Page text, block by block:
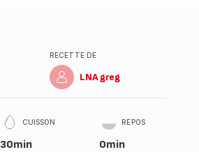
RECETTE DE
LNA greg
CUISSON
30min
REPOS
0min